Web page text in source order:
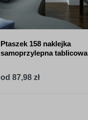
Ptaszek 158 naklejka
samoprzylepna tablicowa
od 87,98 zł